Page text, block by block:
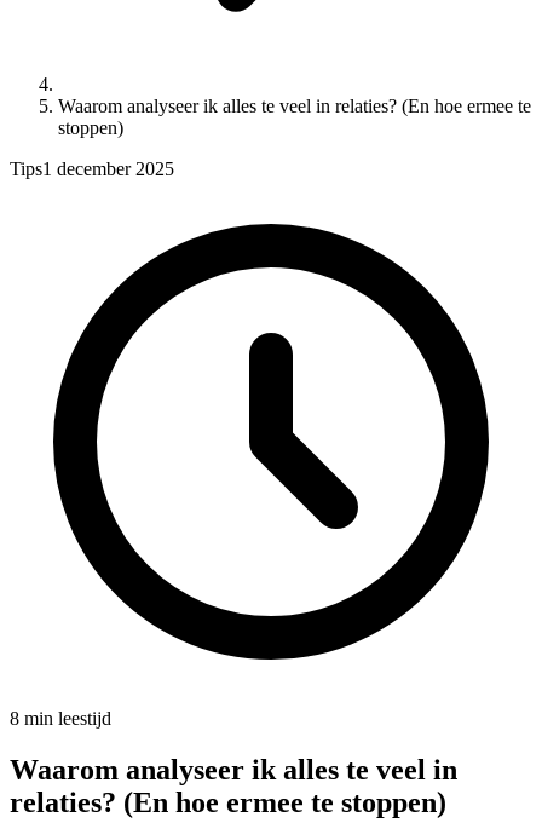
Waarom analyseer ik alles te veel in relaties? (En hoe ermee te
stoppen)
Tips1 december 2025
8 min leestijd
Waarom analyseer ik alles te veel in
relaties? (En hoe ermee te stoppen)